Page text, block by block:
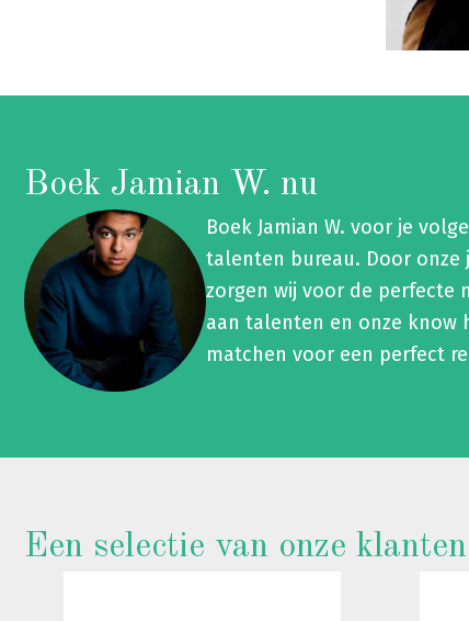
Boek Jamian W. nu
Boek Jamian W. voor je
talenten bureau. Door onze
zorgen wij voor de perfecte
aan talenten en onze know
matchen voor een perfect
Een selectie van onze klanten